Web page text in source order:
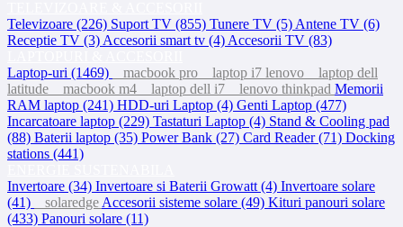
Televizoare (226) Suport TV (855) Tunere TV (5) Antene TV (6)
Receptie TV (3) Accesorii smart tv (4) Accesorii TV (83)
Laptop-uri (1469)
macbook pro laptop i7 lenovo
laptop dell
latitude
macbook m4 laptop dell i7 lenovo thinkpad Memorii
RAM laptop (241) HDD-uri Laptop (4) Genti Laptop (477)
Incarcatoare laptop (229) Tastaturi Laptop (4) Stand & Cooling pad
(88) Baterii laptop (35) Power Bank (27) Card Reader (71) Docking
stations (441)
Invertoare (34) Invertoare si Baterii Growatt (4) Invertoare solare
(41)
solaredge Accesorii sisteme solare (49) Kituri panouri solare
(433) Panouri solare (11)